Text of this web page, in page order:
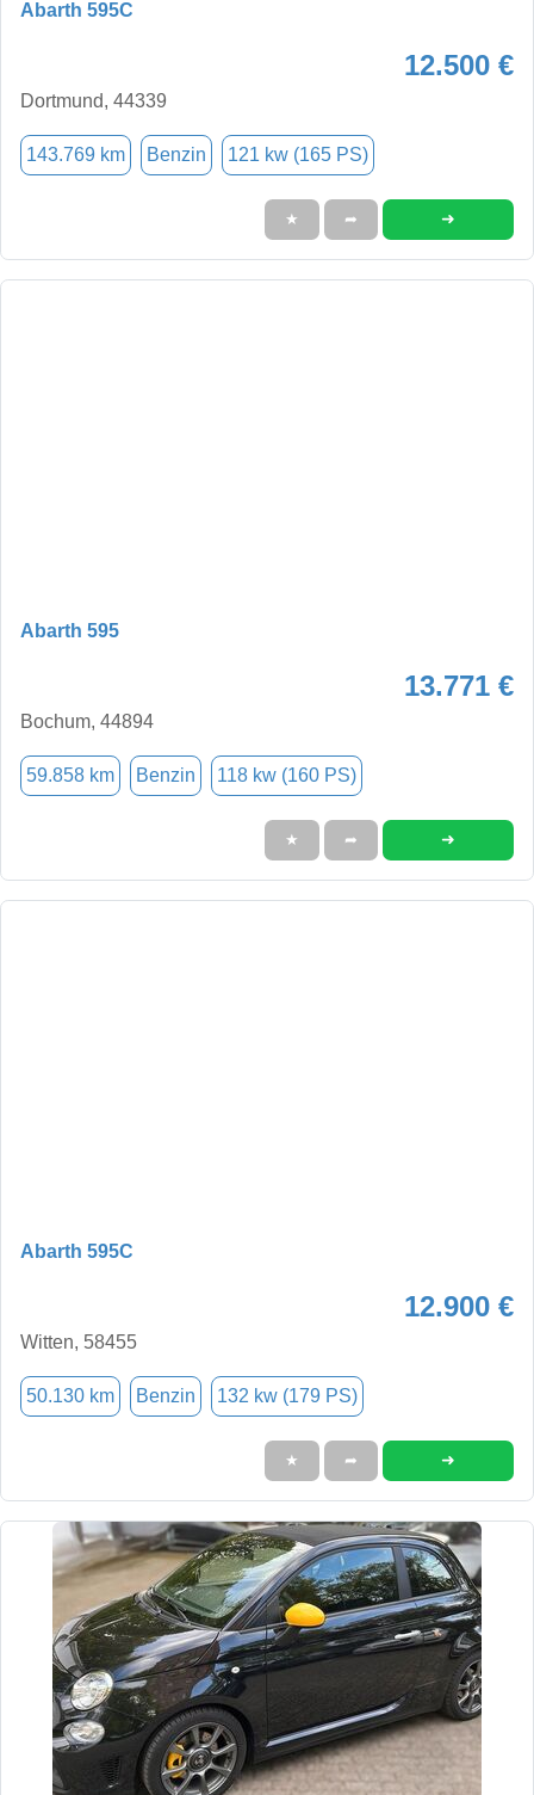
Abarth 595C
12.500 €
Dortmund, 44339
143.769 km Benzin 121 kw (165 PS)
★ ➦ ➜
Abarth 595
13.771 €
Bochum, 44894
59.858 km Benzin 118 kw (160 PS)
★ ➦ ➜
Abarth 595C
12.900 €
Witten, 58455
50.130 km Benzin 132 kw (179 PS)
★ ➦ ➜